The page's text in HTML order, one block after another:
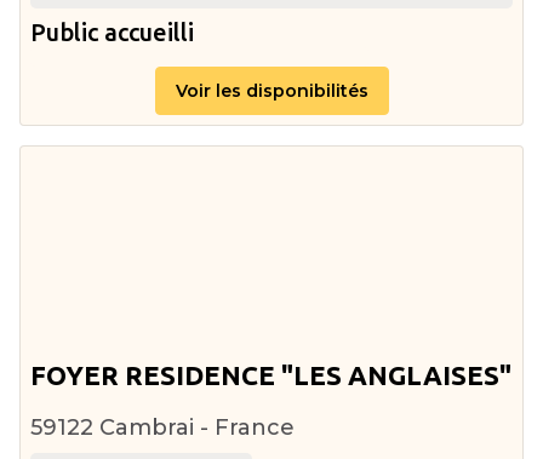
Public accueilli
Voir les disponibilités
FOYER RESIDENCE "LES ANGLAISES"
59122 Cambrai - France